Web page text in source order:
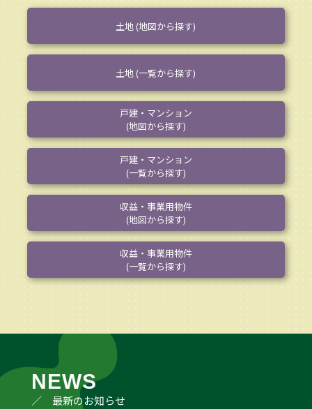
土地 (地図から探す)
土地 (一覧から探す)
戸建・マンション
(地図から探す)
戸建・マンション
(一覧から探す)
収益・事業用物件
(地図から探す)
収益・事業用物件
(一覧から探す)
NEWS
／ 最新のお知らせ